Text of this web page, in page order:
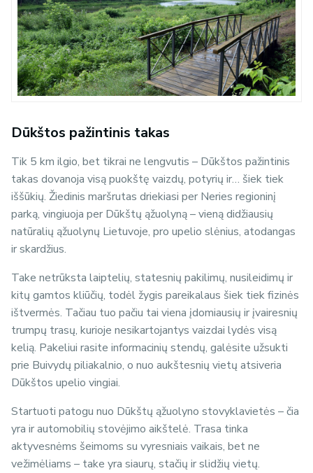
Dūkštos pažintinis takas
Tik 5 km ilgio, bet tikrai ne lengvutis – Dūkštos pažintinis
takas dovanoja visą puokštę vaizdų, potyrių ir… šiek tiek
iššūkių. Žiedinis maršrutas driekiasi per Neries regioninį
parką, vingiuoja per Dūkštų ąžuolyną – vieną didžiausių
natūralių ąžuolynų Lietuvoje, pro upelio slėnius, atodangas
ir skardžius.
Take netrūksta laiptelių, statesnių pakilimų, nusileidimų ir
kitų gamtos kliūčių, todėl žygis pareikalaus šiek tiek fizinės
ištvermės. Tačiau tuo pačiu tai viena įdomiausių ir įvairesnių
trumpų trasų, kurioje nesikartojantys vaizdai lydės visą
kelią. Pakeliui rasite informacinių stendų, galėsite užsukti
prie Buivydų piliakalnio, o nuo aukštesnių vietų atsiveria
Dūkštos upelio vingiai.
Startuoti patogu nuo Dūkštų ąžuolyno stovyklavietės – čia
yra ir automobilių stovėjimo aikštelė. Trasa tinka
aktyvesnėms šeimoms su vyresniais vaikais, bet ne
vežimėliams – take yra siaurų, stačių ir slidžių vietų.